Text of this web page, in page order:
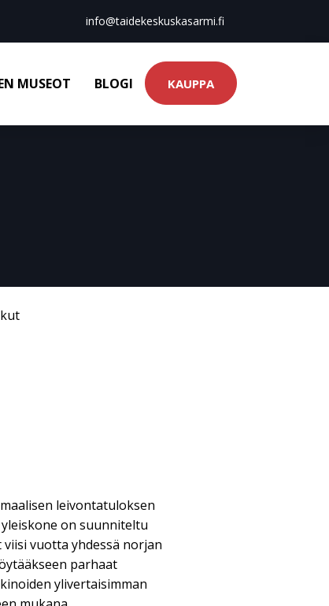
info@taidekeskuskasarmi.fi
MUSEOT BLOGI KAUPPA
leivontatuloksen
on suunniteltu
vuotta yhdessä norjan
parhaat
ylivertaisimman